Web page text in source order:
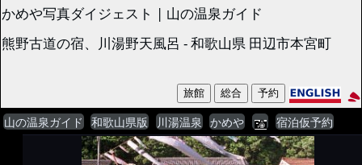
かめや写真ダイジェスト | 山の温泉ガイド
熊野古道の宿、川湯野天風呂 - 和歌山県 田辺市本宮町
山の温泉ガイド 和歌山県版 川湯温泉 かめや 宿泊仮予約